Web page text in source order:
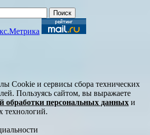
Cookie и сервисы сбора технических
Пользуясь сайтом, вы выражаете
обработки персональных данных и
технологий.